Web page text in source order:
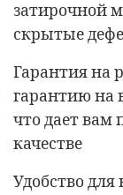
затирочной
скрытые
Гарантия на
гарантию на
что дает вам
качестве
Удобство для